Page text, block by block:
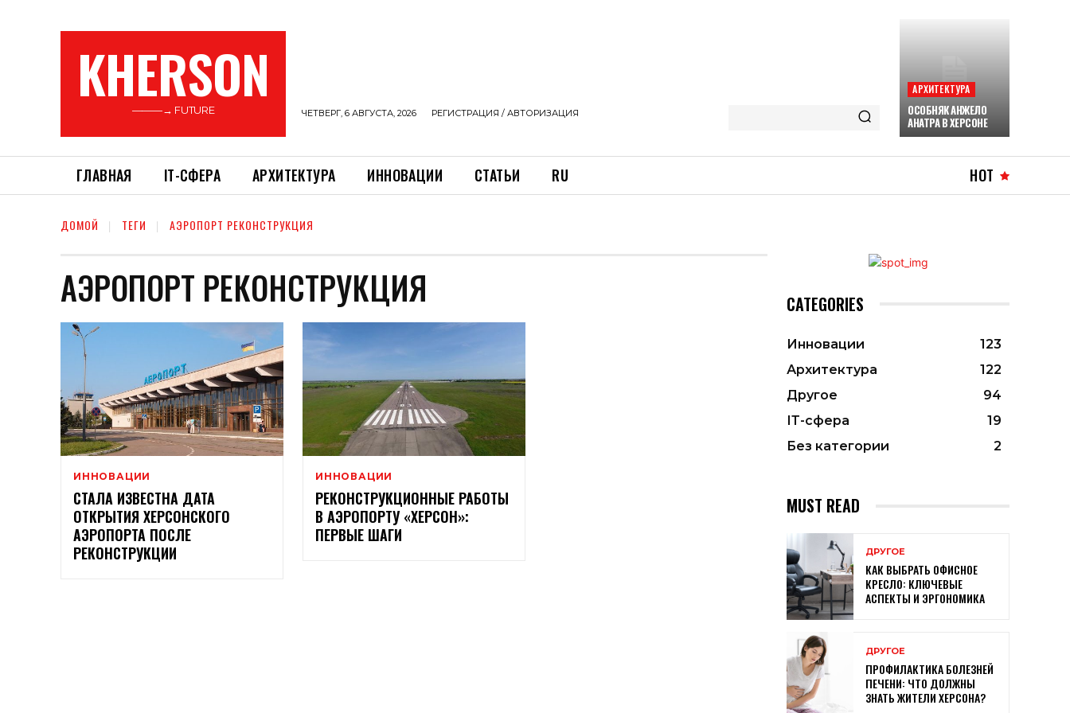
KHERSON
———→ FUTURE ЧЕТВЕРГ, 6 АВГУСТА, 2026 РЕГИСТРАЦИЯ / АВТОРИЗАЦИЯ
АРХИТЕКТУРА
ОСОБНЯК АНЖЕЛО
АНАТРА В ХЕРСОНЕ
ГЛАВНАЯ ІТ-СФЕРА АРХИТЕКТУРА ИННОВАЦИИ СТАТЬИ RU HOT
ДОМОЙ ТЕГИ АЭРОПОРТ РЕКОНСТРУКЦИЯ
АЭРОПОРТ РЕКОНСТРУКЦИЯ
ИННОВАЦИИ
СТАЛА ИЗВЕСТНА ДАТА
ОТКРЫТИЯ ХЕРСОНСКОГО
АЭРОПОРТА ПОСЛЕ
РЕКОНСТРУКЦИИ
ИННОВАЦИИ
РЕКОНСТРУКЦИОННЫЕ РАБОТЫ
В АЭРОПОРТУ «ХЕРСОН»:
ПЕРВЫЕ ШАГИ
CATEGORIES
Инновации
123
Архитектура
122
Другое
94
ІТ-сфера
19
Без категории
2
MUST READ
ДРУГОЕ
КАК ВЫБРАТЬ ОФИСНОЕ
КРЕСЛО: КЛЮЧЕВЫЕ
АСПЕКТЫ И ЭРГОНОМИКА
ДРУГОЕ
ПРОФИЛАКТИКА БОЛЕЗНЕЙ
ПЕЧЕНИ: ЧТО ДОЛЖНЫ
ЗНАТЬ ЖИТЕЛИ ХЕРСОНА?